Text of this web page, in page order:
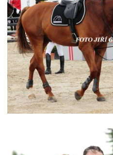
NOVÝ PŘEKÁŽKOVÝ MATERIÁL
CENÍK SLUŽEB
PŘISPĚVEK ČUS KARVINA -
MORAVSKOSLEZSKÉM KRAJI
NÁHRADNÍ TERMÍN BRIGÁDY
ČLENOVÉ RYCHVALDU 2023